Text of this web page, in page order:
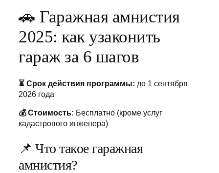
🚗 Гаражная амнистия
2025: как узаконить
гараж за 6 шагов
⏳ Срок действия программы: до 1 сентября
2026 года
💰 Стоимость: Бесплатно (кроме услуг
кадастрового инженера)
📌 Что такое гаражная
амнистия?